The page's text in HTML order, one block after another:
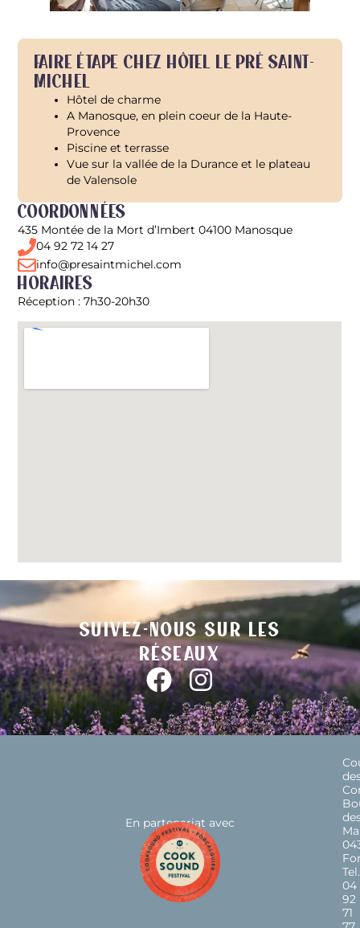
Faire étape chez Hôtel Le Pré Saint-
Michel
Hôtel de charme
A Manosque, en plein coeur de la Haute-
Provence
Piscine et terrasse
Vue sur la vallée de la Durance et le plateau
de Valensole
Coordonnées
435 Montée de la Mort d’Imbert 04100 Manosque
04 92 72 14 27
info@presaintmichel.com
Horaires
Réception : 7h30-20h30
Suivez-nous sur les
réseaux
En partenariat avec
Tel.
04
92
71